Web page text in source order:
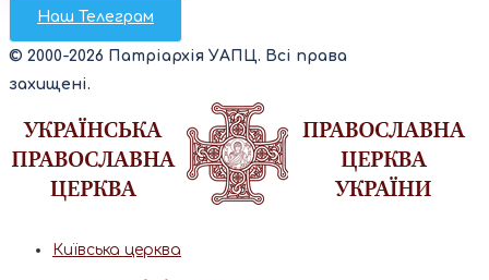
Наш Телеграм
© 2000-2026 Патріархія УАПЦ. Всі права
захищені.
Київська церква